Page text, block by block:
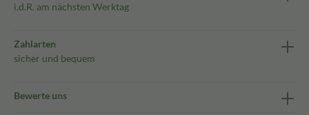
i.d.R. am nächsten Werktag
Zahlarten
sicher und bequem
Bewerte uns